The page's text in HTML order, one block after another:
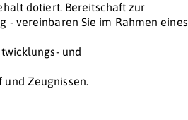
dotiert. Bereitschaft zur
- vereinbaren Sie im Rahmen eines
und
Zeugnissen.